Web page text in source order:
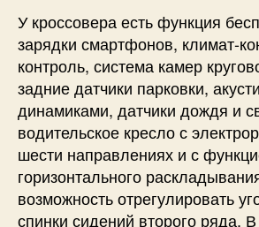
У кроссовера есть функция
зарядки смартфонов, климат-
контроль, система камер
задние датчики парковки,
динамиками, датчики дождя и
водительское кресло с
шести направлениях и с
горизонтального
возможность отрегулировать
спинки сидений второго ряда.